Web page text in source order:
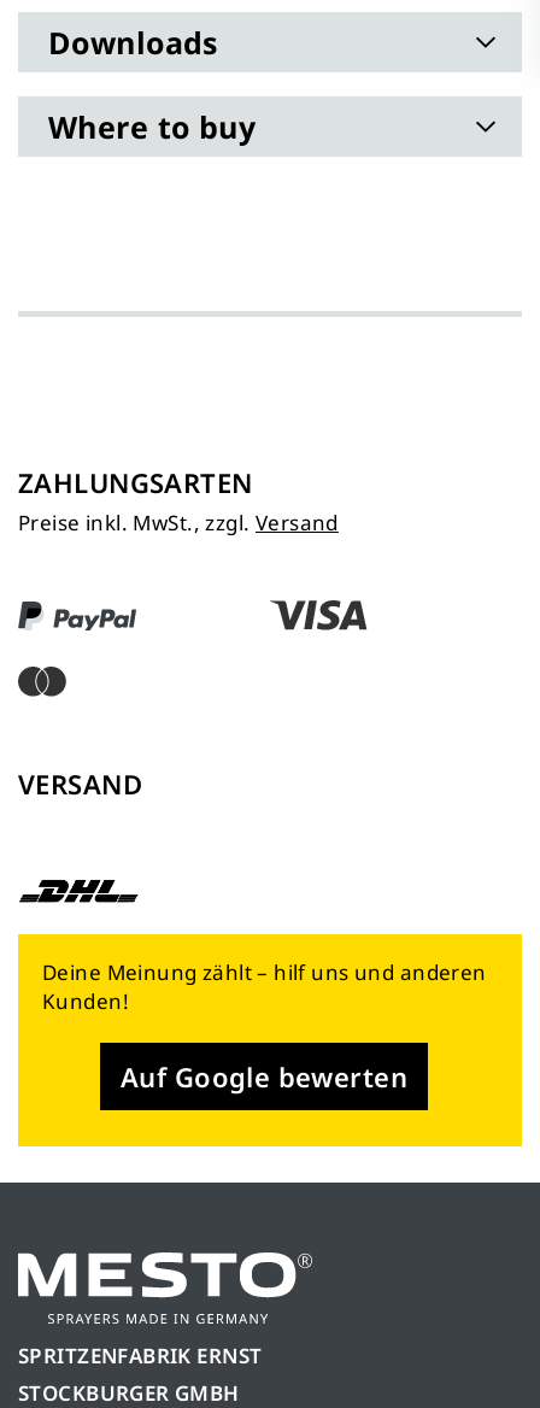
Downloads
Where to buy
ZAHLUNGSARTEN
Preise inkl. MwSt., zzgl. Versand
VERSAND
Deine Meinung zählt – hilf uns und anderen
Kunden!
Auf Google bewerten
SPRITZENFABRIK ERNST
STOCKBURGER GMBH